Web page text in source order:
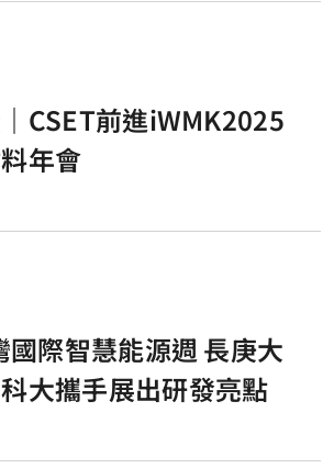
CSET前進iWMK2025
年會
際智慧能源週 長庚大
大攜手展出研發亮點